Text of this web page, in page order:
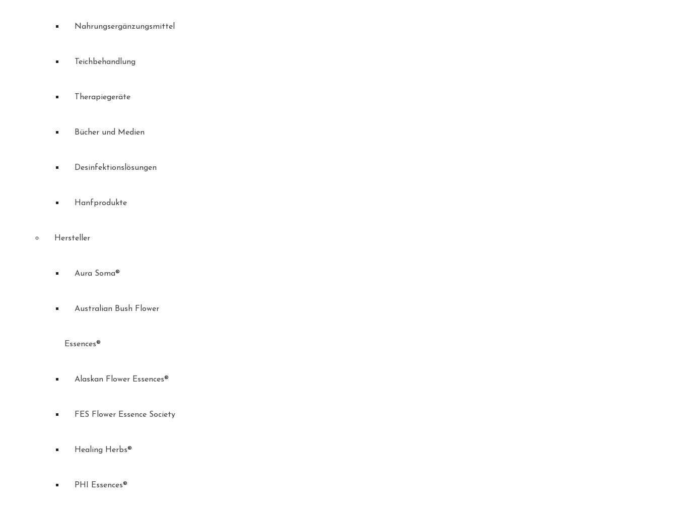
Nahrungsergänzungsmittel
Teichbehandlung
Therapiegeräte
Bücher und Medien
Desinfektionslösungen
Hanfprodukte
Hersteller
Aura Soma®
Australian Bush Flower
Essences®
Alaskan Flower Essences®
FES Flower Essence Society
Healing Herbs®
PHI Essences®